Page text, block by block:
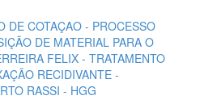
DE COTAÇAO - PROCESSO
DE MATERIAL PARA O
FELIX - TRATAMENTO
RECIDIVANTE -
RASSI - HGG